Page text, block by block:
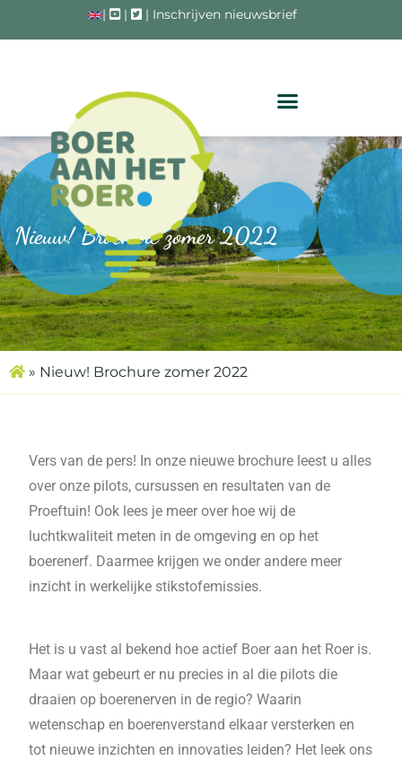
| | | Inschrijven nieuwsbrief
Nieuw! Brochure zomer 2022
» Nieuw! Brochure zomer 2022
Vers van de pers! In onze nieuwe brochure leest u alles
over onze pilots, cursussen en resultaten van de
Proeftuin! Ook lees je meer over hoe wij de
luchtkwaliteit meten in de omgeving en op het
boerenerf. Daarmee krijgen we onder andere meer
inzicht in werkelijke stikstofemissies.
Het is u vast al bekend hoe actief Boer aan het Roer is.
Maar wat gebeurt er nu precies in al die pilots die
draaien op boerenerven in de regio? Waarin
wetenschap en boerenverstand elkaar versterken en
tot nieuwe inzichten en innovaties leiden? Het leek ons